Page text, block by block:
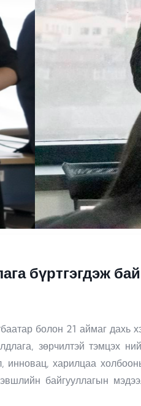
бүртгэгдэж
болон 21 аймаг дахь
зөрчилтэй тэмцэх
харилцаа
байгууллагын